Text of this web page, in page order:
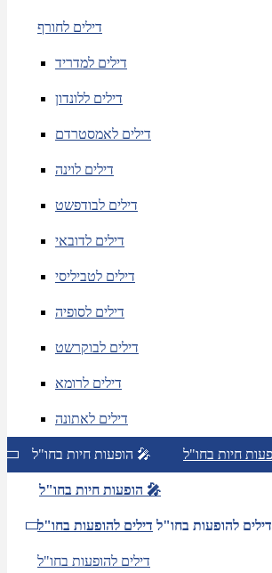
דילים לחורף
דילים למדריד
דילים ללונדון
דילים לאמסטרדם
דילים לוינה
דילים לבודפשט
דילים לדובאי
דילים לטביליסי
דילים לסופיה
דילים לבוקרשט
דילים לרומא
דילים לאתונה
הופעות חיות בחו"ל 🎤
הופעות חיות בחו"ל 🎤
דילים להופעות בחו"ל דילים להופעות בחו"ל
דילים להופעות בחו"ל